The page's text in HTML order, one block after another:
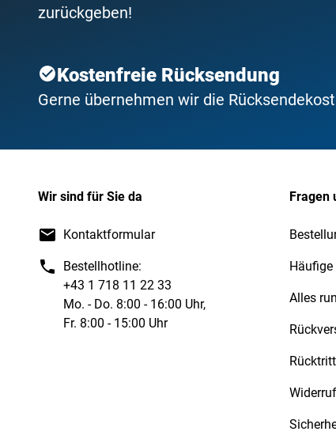
zurückgeben!
Kostenfreie Rücksendung
Gerne übernehmen wir die
Wir sind für Sie da
Kontaktformular
Bestellhotline:
+43 1 718 11 22 33
Mo. - Do. 8:00 - 16:00 Uhr,
Fr. 8:00 - 15:00 Uhr
Fragen
Häufige
Alles
Rücktritt